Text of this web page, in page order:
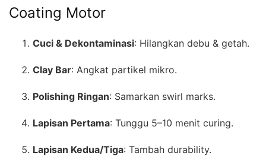
Coating Motor
Cuci & Dekontaminasi: Hilangkan debu & getah.
Clay Bar: Angkat partikel mikro.
Polishing Ringan: Samarkan swirl marks.
Lapisan Pertama: Tunggu 5–10 menit curing.
Lapisan Kedua/Tiga: Tambah durability.